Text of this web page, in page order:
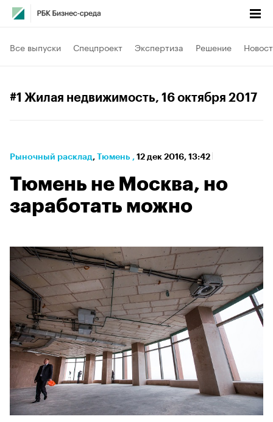
Все выпуски Спецпроект Экспертиза Решение
#1 Жилая недвижимость, 16 октября 2017
Рыночный расклад⁠, Тюмень , 12 дек 2016, 13:42
Тюмень не Москва, но
заработать можно